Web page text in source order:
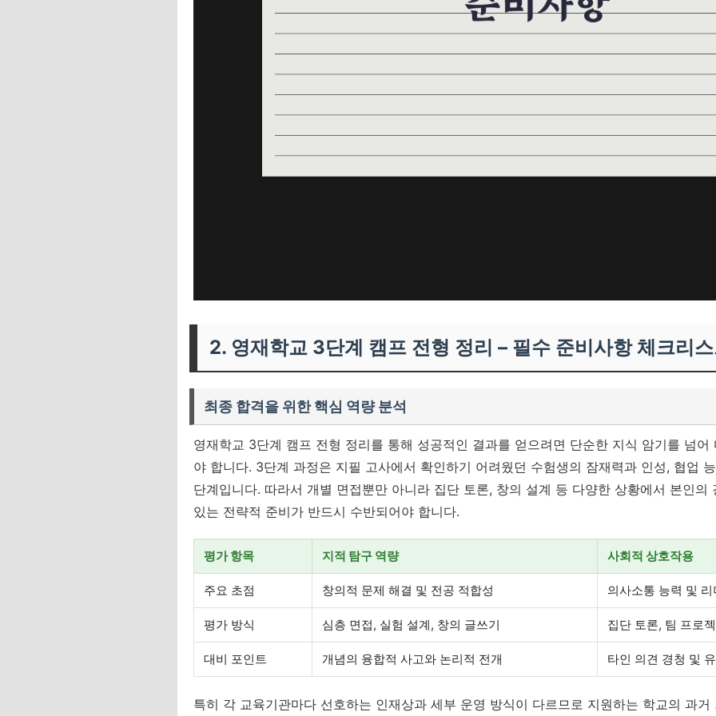
2. 영재학교 3단계 캠프 전형 정리 – 필수 준비사항 체크리
최종 합격을 위한 핵심 역량 분석
영재학교 3단계 캠프 전형 정리를 통해 성공적인 결과를 얻으려면 단순한 지식 암기를 넘
야 합니다. 3단계 과정은 지필 고사에서 확인하기 어려웠던 수험생의 잠재력과 인성, 협업
단계입니다. 따라서 개별 면접뿐만 아니라 집단 토론, 창의 설계 등 다양한 상황에서 본인의
있는 전략적 준비가 반드시 수반되어야 합니다.
평가 항목 지적 탐구 역량 사회적 상호작용
주요 초점 창의적 문제 해결 및 전공 적합성 의사소통 능력 및
평가 방식 심층 면접, 실험 설계, 창의 글쓰기 집단 토론, 팀 프로
대비 포인트 개념의 융합적 사고와 논리적 전개 타인 의견 경청 및
특히 각 교육기관마다 선호하는 인재상과 세부 운영 방식이 다르므로 지원하는 학교의 과